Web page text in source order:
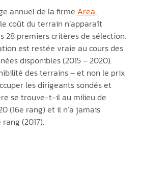
annuel de la firme Area
coût du terrain n’apparaît
28 premiers critères de sélection.
est restée vraie au cours des
disponibles (2015 – 2020).
des terrains – et non le prix
les dirigeants sondés et
se trouve-t-il au milieu de
(16e rang) et il n’a jamais
(2017).